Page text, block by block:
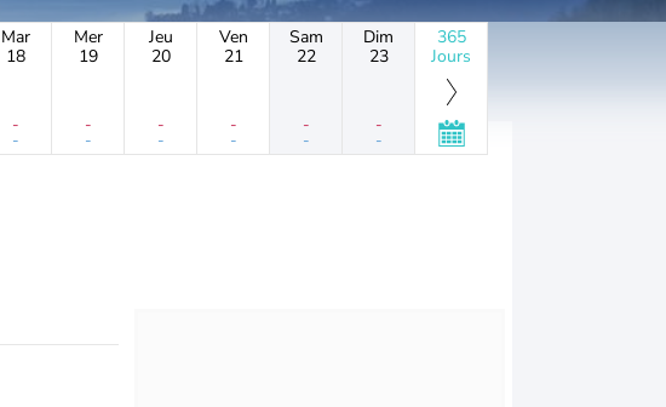
Mar
18
-
-
Mer
19
-
-
Jeu
20
-
-
Ven
21
-
-
Sam
22
-
-
Dim
23
-
-
365
Jours